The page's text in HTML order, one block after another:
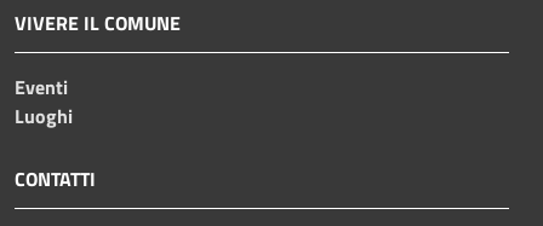
VIVERE IL COMUNE
Eventi
Luoghi
CONTATTI